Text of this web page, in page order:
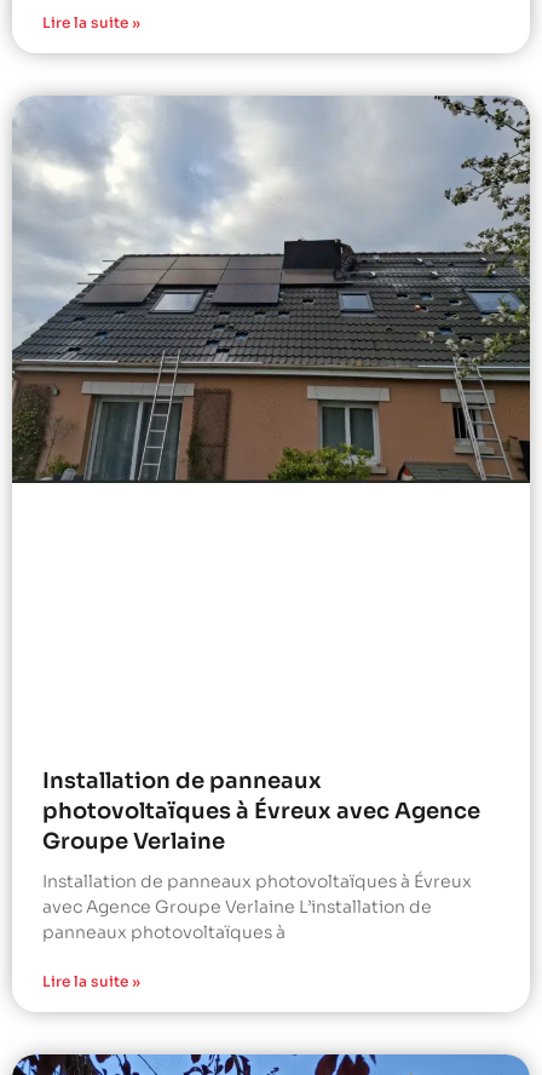
Lire la suite »
Installation de panneaux
photovoltaïques à Évreux avec Agence
Groupe Verlaine
Installation de panneaux photovoltaïques à Évreux
avec Agence Groupe Verlaine L’installation de
panneaux photovoltaïques à
Lire la suite »